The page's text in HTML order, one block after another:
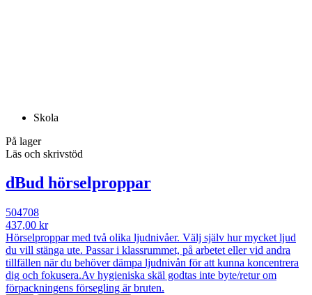
Skola
På lager
Läs och skrivstöd
dBud hörselproppar
504708
437,00 kr
Hörselproppar med två olika ljudnivåer. Välj själv hur mycket ljud
du vill stänga ute. Passar i klassrummet, på arbetet eller vid andra
tillfällen när du behöver dämpa ljudnivån för att kunna koncentrera
dig och fokusera.Av hygieniska skäl godtas inte byte/retur om
förpackningens försegling är bruten.